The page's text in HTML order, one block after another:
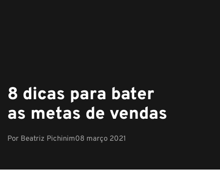
8 dicas para bater
as metas de vendas
Por Beatriz Pichinim08 março 2021